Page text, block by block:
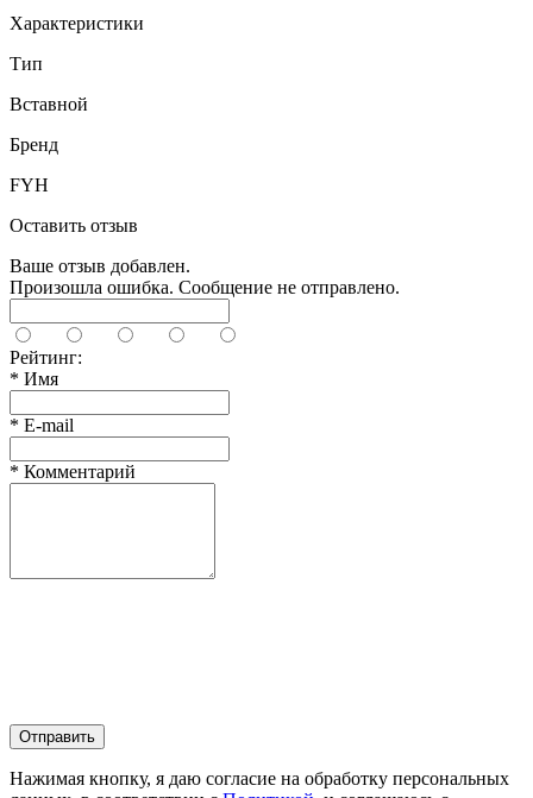
Характеристики
Тип
Вставной
Бренд
FYH
Оставить отзыв
Ваше отзыв добавлен.
Произошла ошибка. Сообщение не отправлено.
Рейтинг:
* Имя
* E-mail
* Комментарий
Отправить
Нажимая кнопку, я даю согласие на обработку персональных